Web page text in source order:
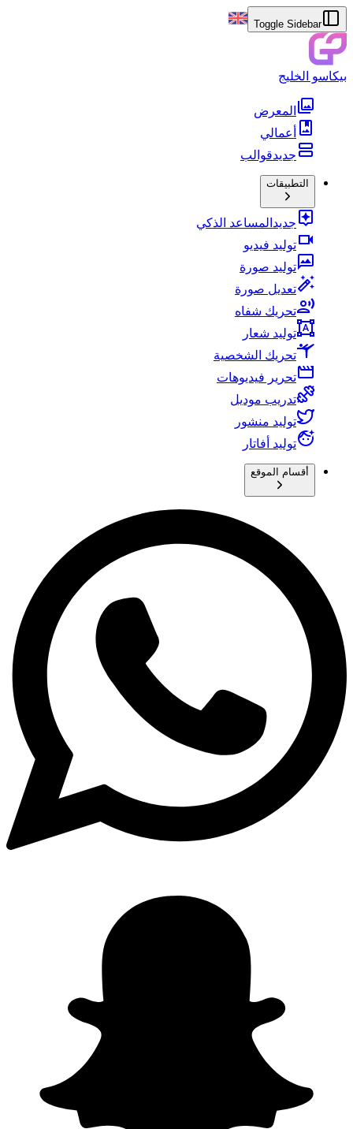
Toggle Sidebar
بيكاسو الخليج
المعرض
أعمالي
جديدقوالب
التطبيقات
جديد المساعد الذكي
توليد فيديو
توليد صورة
تعديل صورة
تحريك شفاه
توليد شعار
تحريك الشخصية
تحرير فيديوهات
تدريب موديل
توليد منشور
توليد أفاتار
أقسام الموقع